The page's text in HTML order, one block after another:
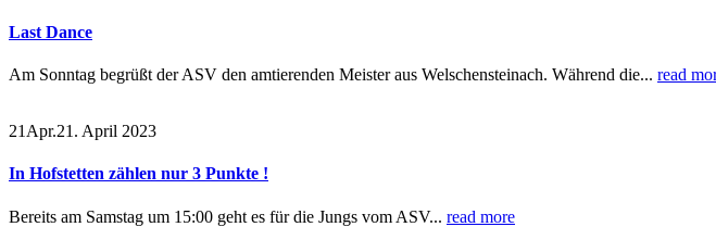
Last Dance
Am Sonntag begrüßt der ASV den amtierenden Meister aus Welschensteinach. Während die... read
21 Apr.21. April 2023
In Hofstetten zählen nur 3 Punkte !
Bereits am Samstag um 15:00 geht es für die Jungs vom ASV... read more